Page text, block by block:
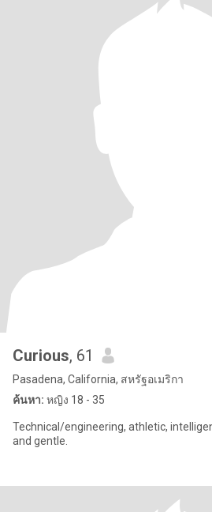
Curious, 61
Pasadena, California, สหรัฐอเมริกา
ค้นหา: หญิง 18 - 35
Technical/engineering, athletic,
and gentle.